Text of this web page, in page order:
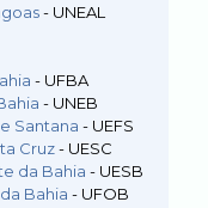
- UNEAL
- UFBA
- UNEB
Santana - UEFS
Cruz - UESC
da Bahia - UESB
Bahia - UFOB